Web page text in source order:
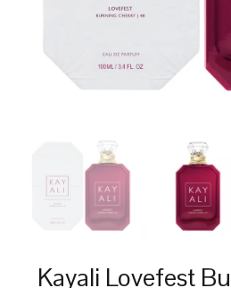
Kayali Lovefest